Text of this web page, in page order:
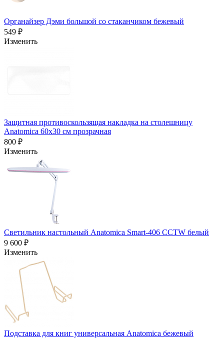
Органайзер Дэми большой со стаканчиком бежевый
549 ₽
Изменить
Защитная противоскользящая накладка на столешницу
Anatomica 60x30 см прозрачная
800 ₽
Изменить
Светильник настольный Anatomica Smart-406 CCTW белый
9 600 ₽
Изменить
Подставка для книг универсальная Anatomica бежевый